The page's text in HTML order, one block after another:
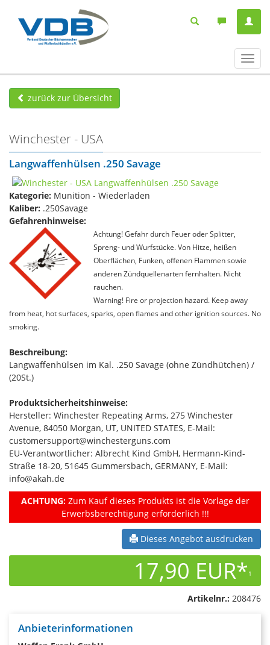
ein-/
zurück zur Übersicht
Winchester - USA
Langwaffenhülsen .250 Savage
Kategorie: Munition - Wiederladen
Kaliber: .250Savage
Gefahrenhinweise:
Achtung! Gefahr durch Feuer oder Splitter,
Spreng- und Wurfstücke. Von Hitze, heißen
Oberflächen, Funken, offenen Flammen sowie
anderen Zündquellenarten fernhalten. Nicht
rauchen.
Warning! Fire or projection hazard. Keep away
from heat, hot surfaces, sparks, open flames and other ignition sources. No
smoking.
Beschreibung:
Langwaffenhülsen im Kal. .250 Savage (ohne Zündhütchen) /
(20St.)
Produktsicherheitshinweise:
Hersteller: Winchester Repeating Arms, 275 Winchester
Avenue, 84050 Morgan, UT, UNITED STATES, E-Mail:
customersupport@winchesterguns.com
EU-Verantwortlicher: Albrecht Kind GmbH, Hermann-Kind-
Straße 18-20, 51645 Gummersbach, GERMANY, E-Mail:
info@akah.de
ACHTUNG:Zum Kauf dieses Produkts ist die Vorlage der
Erwerbsberechtigung erforderlich !!!
Dieses Angebot ausdrucken
17,90 EUR*1
Artikelnr.: 208476
Anbieterinformationen